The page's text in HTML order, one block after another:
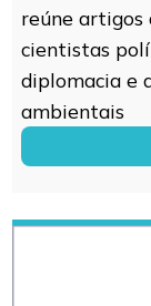
reúne artigos
cientistas
diplomacia e
ambientais